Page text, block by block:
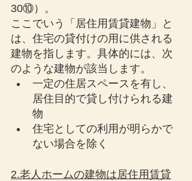
30⑩）。
ここでいう「居住用賃貸建物」と
は、住宅の貸付けの用に供される
建物を指します。具体的には、次
のような建物が該当します。
一定の住居スペースを有し、
居住目的で貸し付けられる建
物
住宅としての利用が明らかで
ない場合を除く
2.老人ホームの建物は居住用賃貸